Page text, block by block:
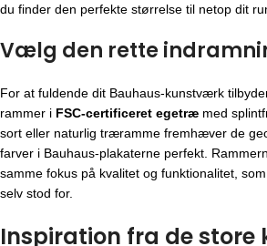
du finder den perfekte størrelse til netop dit
Vælg den rette
For at fuldende dit Bauhaus-kunstværk
rammer i FSC-certificeret egetræ med
sort eller naturlig træramme fremhæver de
farver i Bauhaus-plakaterne perfekt.
samme fokus på kvalitet og funktionalitet,
selv stod for.
Inspiration fra de store